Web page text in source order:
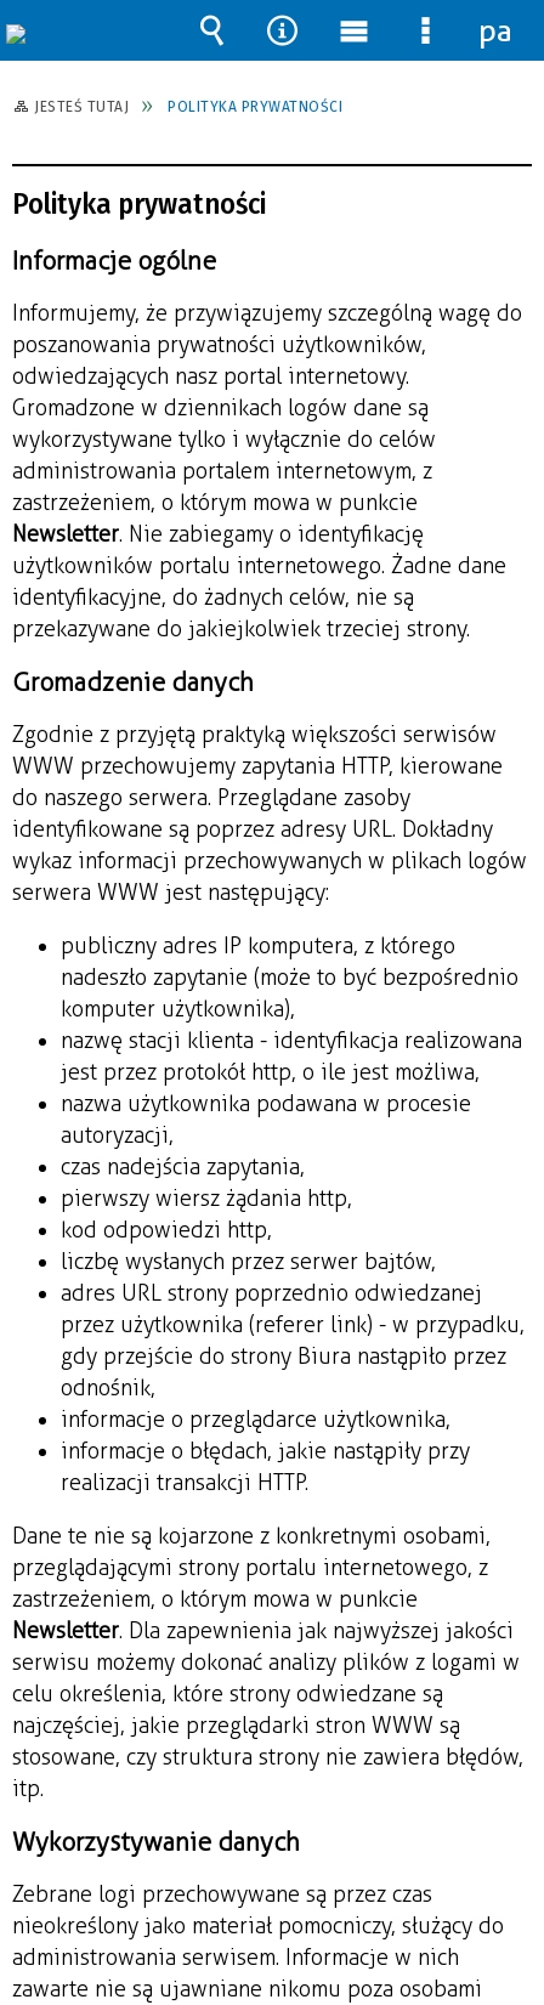
JESTEŚ TUTAJ POLITYKA PRYWATNOŚCI
Polityka prywatności
Informacje ogólne
Informujemy, że przywiązujemy szczególną wagę do
poszanowania prywatności użytkowników,
odwiedzających nasz portal internetowy.
Gromadzone w dziennikach logów dane są
wykorzystywane tylko i wyłącznie do celów
administrowania portalem internetowym, z
zastrzeżeniem, o którym mowa w punkcie
Newsletter. Nie zabiegamy o identyfikację
użytkowników portalu internetowego. Żadne dane
identyfikacyjne, do żadnych celów, nie są
przekazywane do jakiejkolwiek trzeciej strony.
Gromadzenie danych
Zgodnie z przyjętą praktyką większości serwisów
WWW przechowujemy zapytania HTTP, kierowane
do naszego serwera. Przeglądane zasoby
identyfikowane są poprzez adresy URL. Dokładny
wykaz informacji przechowywanych w plikach logów
serwera WWW jest następujący:
publiczny adres IP komputera, z którego
nadeszło zapytanie (może to być bezpośrednio
komputer użytkownika),
nazwę stacji klienta - identyfikacja realizowana
jest przez protokół http, o ile jest możliwa,
nazwa użytkownika podawana w procesie
autoryzacji,
czas nadejścia zapytania,
pierwszy wiersz żądania http,
kod odpowiedzi http,
liczbę wysłanych przez serwer bajtów,
adres URL strony poprzednio odwiedzanej
przez użytkownika (referer link) - w przypadku,
gdy przejście do strony Biura nastąpiło przez
odnośnik,
informacje o przeglądarce użytkownika,
informacje o błędach, jakie nastąpiły przy
realizacji transakcji HTTP.
Dane te nie są kojarzone z konkretnymi osobami,
przeglądającymi strony portalu internetowego, z
zastrzeżeniem, o którym mowa w punkcie
Newsletter. Dla zapewnienia jak najwyższej jakości
serwisu możemy dokonać analizy plików z logami w
celu określenia, które strony odwiedzane są
najczęściej, jakie przeglądarki stron WWW są
stosowane, czy struktura strony nie zawiera błędów,
itp.
Wykorzystywanie danych
Zebrane logi przechowywane są przez czas
nieokreślony jako materiał pomocniczy, służący do
administrowania serwisem. Informacje w nich
zawarte nie są ujawniane nikomu poza osobami
Wyszukiwarka
Narzędzia
Menu
główne
Menu